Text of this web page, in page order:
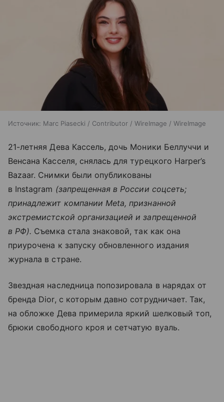
Источник: Marc Piasecki / Contributor / WireImage / WireImage
21-летняя Дева Кассель, дочь Моники Беллуччи и
Венсана Касселя, снялась для турецкого Harper’s
Bazaar. Снимки были опубликованы
в Instagram (запрещенная в России соцсеть;
принадлежит компании Meta, признанной
экстремистской организацией и запрещенной
в РФ). Съемка стала знаковой, так как она
приурочена к запуску обновленного издания
журнала в стране.
Звездная наследница попозировала в нарядах от
бренда Dior, с которым давно сотрудничает. Так,
на обложке Дева примерила яркий шелковый топ,
брюки свободного кроя и сетчатую вуаль.